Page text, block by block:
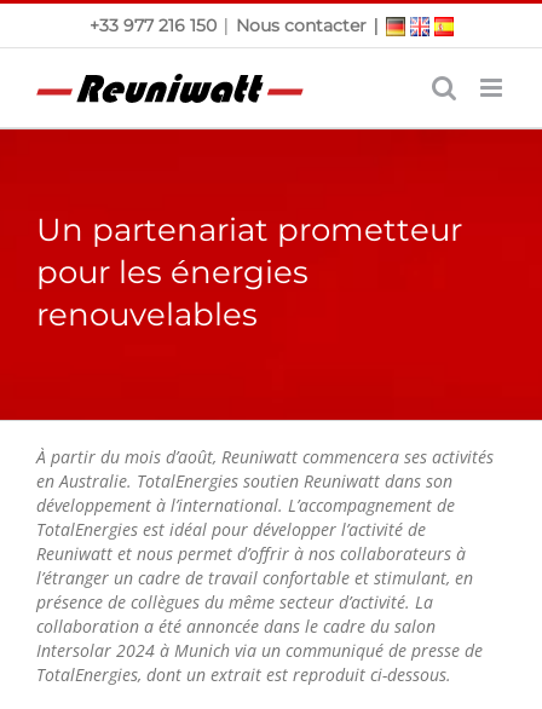
Passer
+33 977 216 150 | Nous contacter|
Un partenariat prometteur
pour les énergies
renouvelables
À partir du mois d’août, Reuniwatt commencera ses activités
en Australie. TotalEnergies soutien Reuniwatt dans son
développement à l’international. L’accompagnement de
TotalEnergies est idéal pour développer l’activité de
Reuniwatt et nous permet d’offrir à nos collaborateurs à
l’étranger un cadre de travail confortable et stimulant, en
présence de collègues du même secteur d’activité. La
collaboration a été annoncée dans le cadre du salon
Intersolar 2024 à Munich via un communiqué de presse de
TotalEnergies, dont un extrait est reproduit ci-dessous.